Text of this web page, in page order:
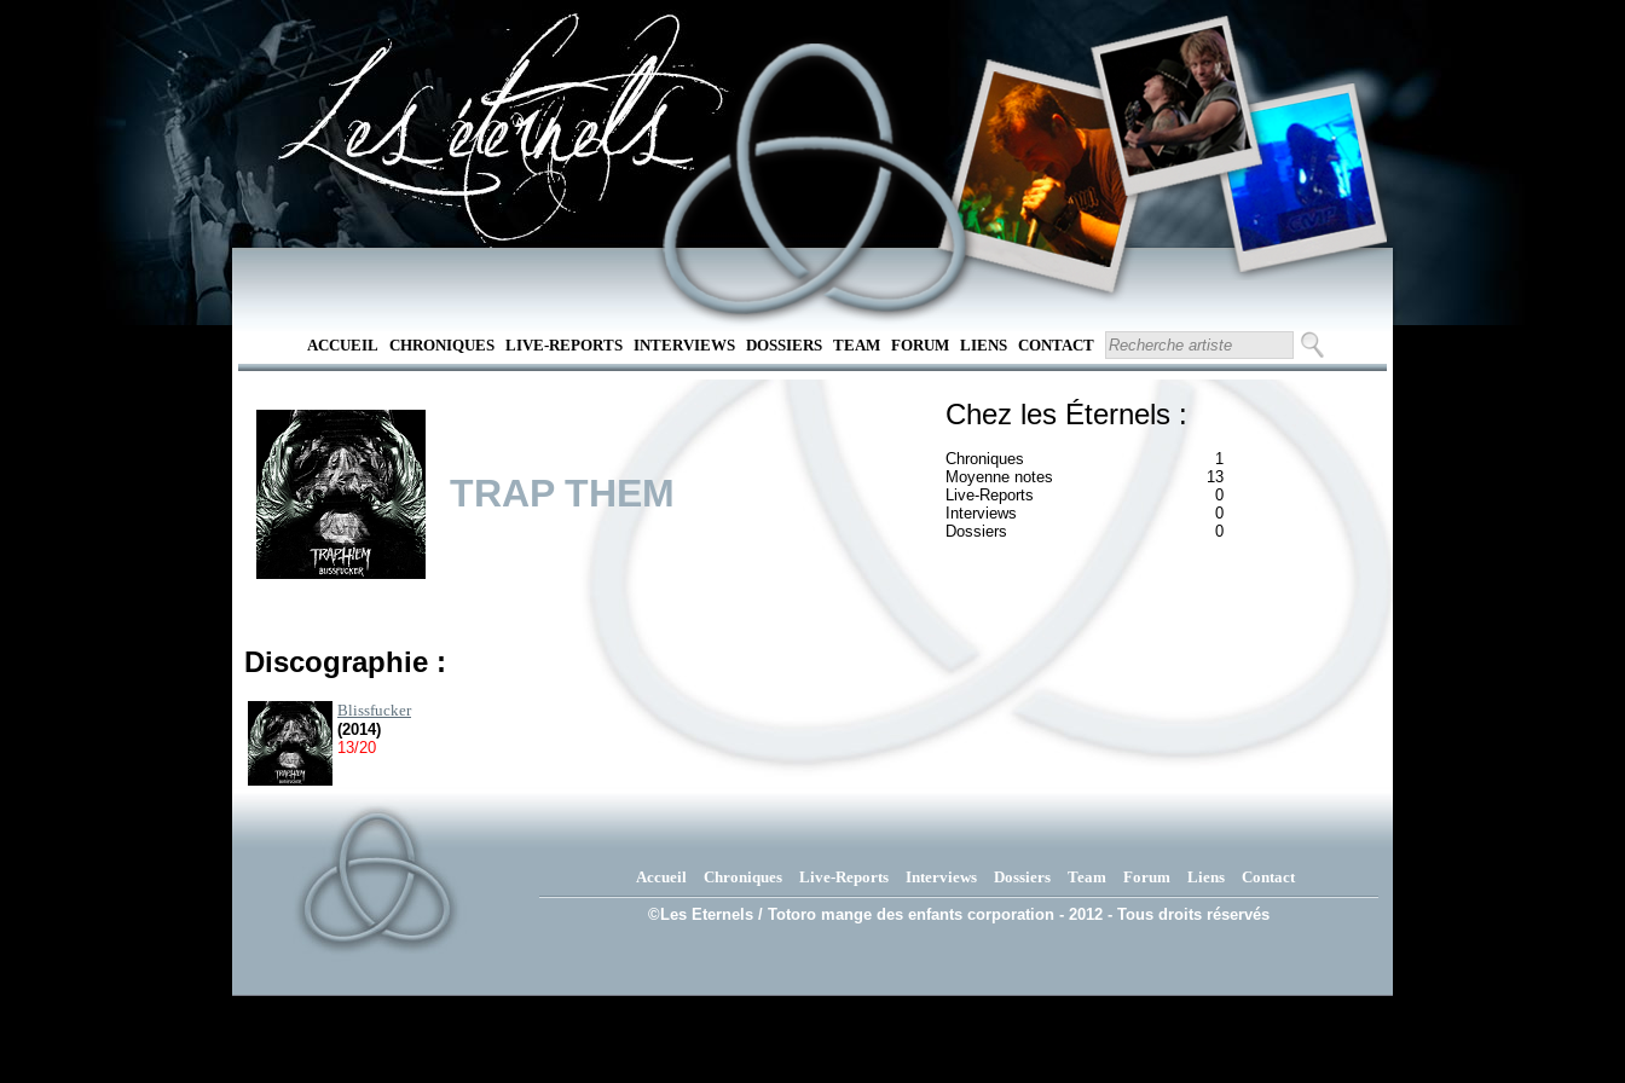
ACCUEIL CHRONIQUES LIVE-REPORTS INTERVIEWS DOSSIERS TEAM FORUM LIENS CONTACT
TRAP THEM
Chez les Éternels :
Chroniques
1
Moyenne notes
13
Live-Reports
0
Interviews
0
Dossiers
0
Discographie :
Blissfucker
(2014)
13/20
Accueil Chroniques Live-Reports Interviews Dossiers Team Forum Liens Contact
©Les Eternels / Totoro mange des enfants corporation - 2012 - Tous droits réservés